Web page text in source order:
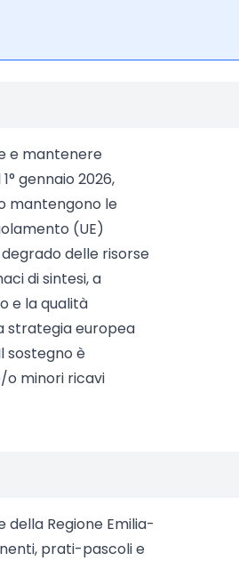
e mantenere
gennaio 2026,
mantengono le
(UE)
delle risorse
di sintesi, a
e la qualità
strategia europea
sostegno è
o minori ricavi
della Regione Emilia-
prati-pascoli e